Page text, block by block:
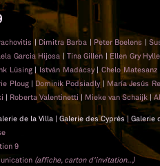
| Dimitra Barba | Peter Boelens |
Garcia Hijosa |Tina Gillen | Ellen Gry
Lüsing| István Madácsy |Chelo Matesanz
Ploug | Dominik Podsiadly | María Jesús
| Roberta Valentinetti | Mieke van Schaijk |
de la Villa | Galerie des Cyprès |
9
(affiche, carton d'invitation...)